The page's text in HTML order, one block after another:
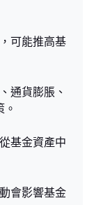
可能推高基
通貨膨脹、
基金資產中
會影響基金